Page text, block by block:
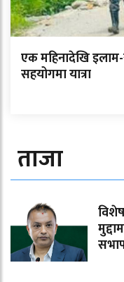
एक महिनादेखि
सहयोगमा यात्रा
ताजा